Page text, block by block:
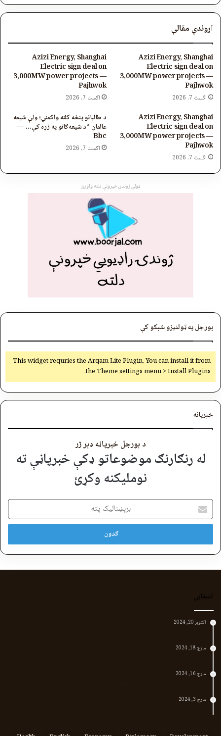
اړوندې مقالې
Azizi Energy, Shanghai
Electric sign deal on
3,000MW power projects —
Pajhwok
اگست 7, 2026
Azizi Energy, Shanghai
Electric sign deal on
3,000MW power projects —
Pajhwok
اگست 7, 2026
Azizi Energy, Shanghai
Electric sign deal on
3,000MW power projects —
Pajhwok
اگست 7, 2026
د طالبانو پنځه کلنه واکمني؛ ولې شیعه
عالمان “د شیعه‌ګانو په زړه کې… —
Bbc
اگست 7, 2026
ټولې ژوندۍ خپرونې دلته واورئ
بورجل په ټولنیزو شبکو کې
This widget requries the Arqam Lite Plugin, You can install it from
the Theme settings menu > Install Plugins.
خبرپاڼه
د بورجل خبرپاڼه ډېر ژر
له رنګارنګ موضوعاتو ډکې خبرپاڼې ته
نوملیکنه وکړئ
برېښنالیک
پته
انتخابي
اکتوبر 20, 2024
مارچ 18, 2024
مارچ 16, 2024
مارچ 3, 2024